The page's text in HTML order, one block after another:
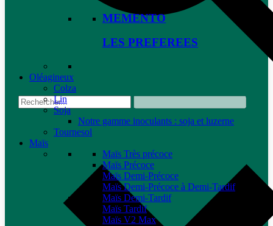
MEMENTO
LES PREFEREES
Oléagineux
Colza
Lin
Soja
Notre gamme inoculants : soja et luzerne
Tournesol
Maïs
Maïs Très précoce
Maïs Précoce
Maïs Demi-Précoce
Maïs Demi-Précoce à Demi-Tardif
Maïs Demi-Tardif
Maïs Tardif
Maïs V2 Max